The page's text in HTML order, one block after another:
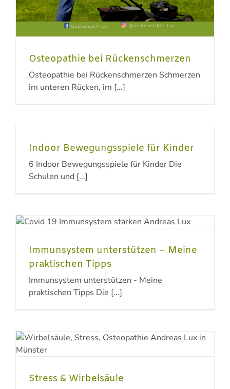
Osteopathie bei Rückenschmerzen
Osteopathie bei Rückenschmerzen Schmerzen
im unteren Rücken, im [...]
Indoor Bewegungsspiele für Kinder
6 Indoor Bewegungsspiele für Kinder Die
Schulen und [...]
Immunsystem unterstützen – Meine
praktischen Tipps
Immunsystem unterstützen - Meine
praktischen Tipps Die [...]
Stress & Wirbelsäule